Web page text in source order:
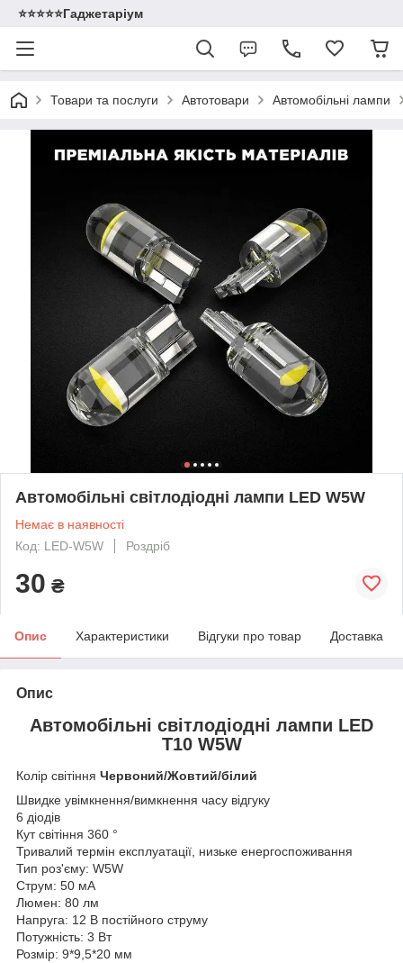
⭐️⭐️⭐️⭐️⭐️Гаджетаріум
Товари та послуги Автотовари Автомобільні лампи
Автомобільні світлодіодні лампи LED W5W
Немає в наявності
Код: LED-W5W
Роздріб
30 ₴
Опис Характеристики Відгуки про товар Доставка
Опис
Автомобільні світлодіодні лампи LED
T10 W5W
Колір світіння Червоний/Жовтий/білий
Швидке увімкнення/вимкнення часу відгуку
6 діодів
Кут світіння 360 °
Тривалий термін експлуатації, низьке енергоспоживання
Тип роз'єму: W5W
Струм: 50 мА
Люмен: 80 лм
Напруга: 12 В постійного струму
Потужність: 3 Вт
Розмір: 9*9,5*20 мм